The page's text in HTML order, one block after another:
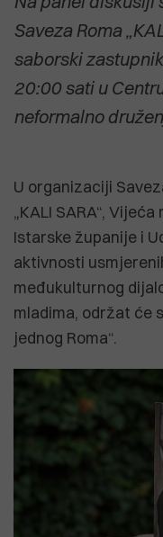
Saveza Roma
saborski
20:00 sati u
neformalno
U organizaciji
„KALI SARA“,
Istarske županije i
aktivnosti
međukulturnog
mladima, održat će
jednog Roma“.